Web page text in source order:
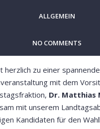
ALLGEMEIN
NO COMMENTS
herzlich zu einer
mit dem
Dr. Matthias
mit unserem
Kandidaten für den